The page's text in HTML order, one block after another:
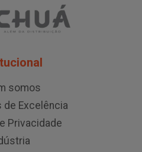
somos
de Excelência
Privacidade